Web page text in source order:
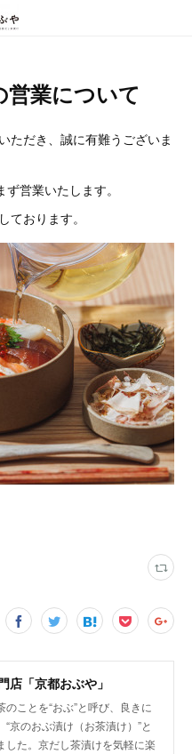
営業について
ただき、誠に有難うございま
営業いたします。
ております。
店「京都おぶや」
ことを“おぶ”と呼び、良きに
京のおぶ漬け（お茶漬け）”と
した。京だし茶漬けを気軽に楽